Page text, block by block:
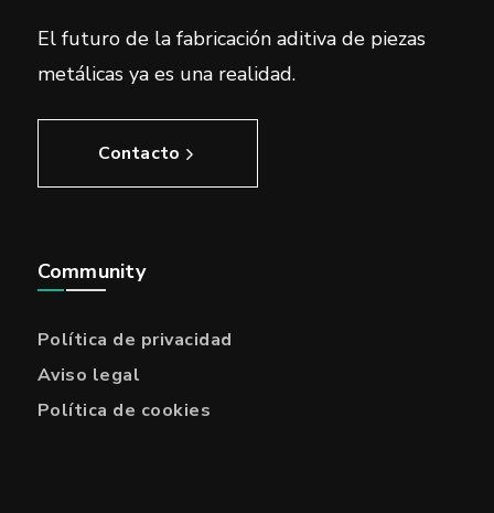
El futuro de la fabricación aditiva de piezas
metálicas ya es una realidad.
Contacto
Community
Política de privacidad
Aviso legal
Política de cookies